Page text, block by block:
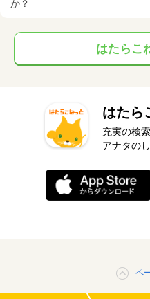
か？
はたらこ
はたら
充実の検
アナタの
ペ